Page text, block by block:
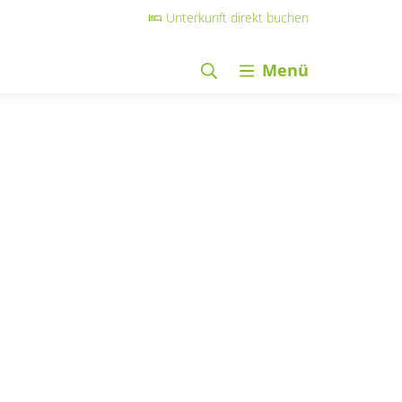
Unterkunft direkt buchen
Menü